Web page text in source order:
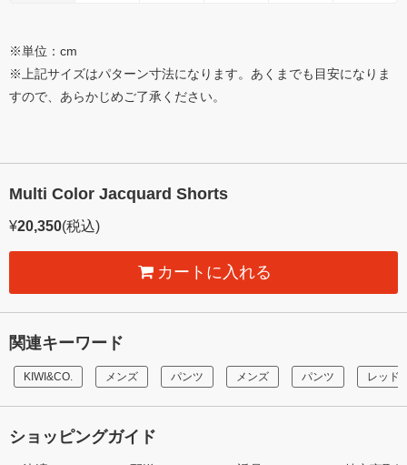
※単位：cm
※上記サイズはパターン寸法になります。あくまでも目安になりま
すので、あらかじめご了承ください。
Multi Color Jacquard Shorts
¥20,350(税込)
カートに入れる
関連キーワード
KIWI&CO. メンズ パンツ メンズ パンツ レッド
ショッピングガイド